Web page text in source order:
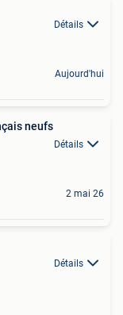
Détails
Aujourd'hui
neufs
Détails
2 mai 26
Détails